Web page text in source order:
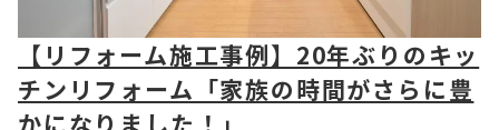
【リフォーム施工事例】20年ぶりのキッ
チンリフォーム「家族の時間がさらに豊